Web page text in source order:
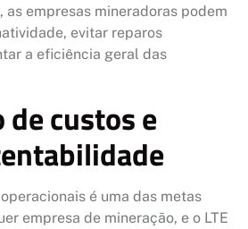
as empresas mineradoras podem
evitar reparos
a eficiência geral das
de custos e
é uma das metas
empresa de mineração, e o LTE